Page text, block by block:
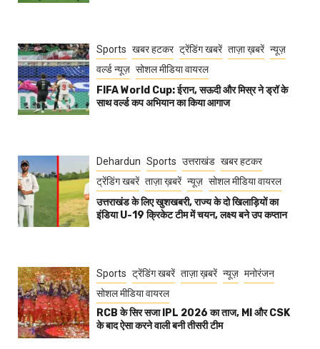
Sports खबर हटकर ट्रेंडिंग खबरें ताज़ा ख़बरें न्यूज़
वर्ल्ड न्यूज़ सोशल मीडिया वायरल
FIFA World Cup: ईरान, सऊदी और मिस्र ने ड्रॉ के
साथ वर्ल्ड कप अभियान का किया आगाज
Dehardun Sports उत्तराखंड खबर हटकर
ट्रेंडिंग खबरें ताज़ा ख़बरें न्यूज़ सोशल मीडिया वायरल
उत्तराखंड के लिए खुशखबरी, राज्य के दो खिलाड़ियों का
इंडिया U-19 क्रिकेट टीम में चयन, लक्ष्य बने उप कप्तान
Sports ट्रेंडिंग खबरें ताज़ा ख़बरें न्यूज़ मनोरंजन
सोशल मीडिया वायरल
RCB के सिर सजा IPL 2026 का ताज, MI और CSK
के बाद ऐसा करने वाली बनी तीसरी टीम